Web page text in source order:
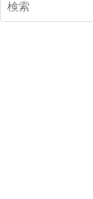
ブ